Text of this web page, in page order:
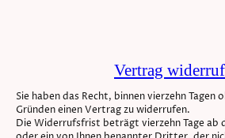
Vertrag
Sie haben das Recht, binnen vierzehn Tagen
Gründen einen Vertrag zu widerrufen.
Die Widerrufsfrist beträgt vierzehn Tage ab